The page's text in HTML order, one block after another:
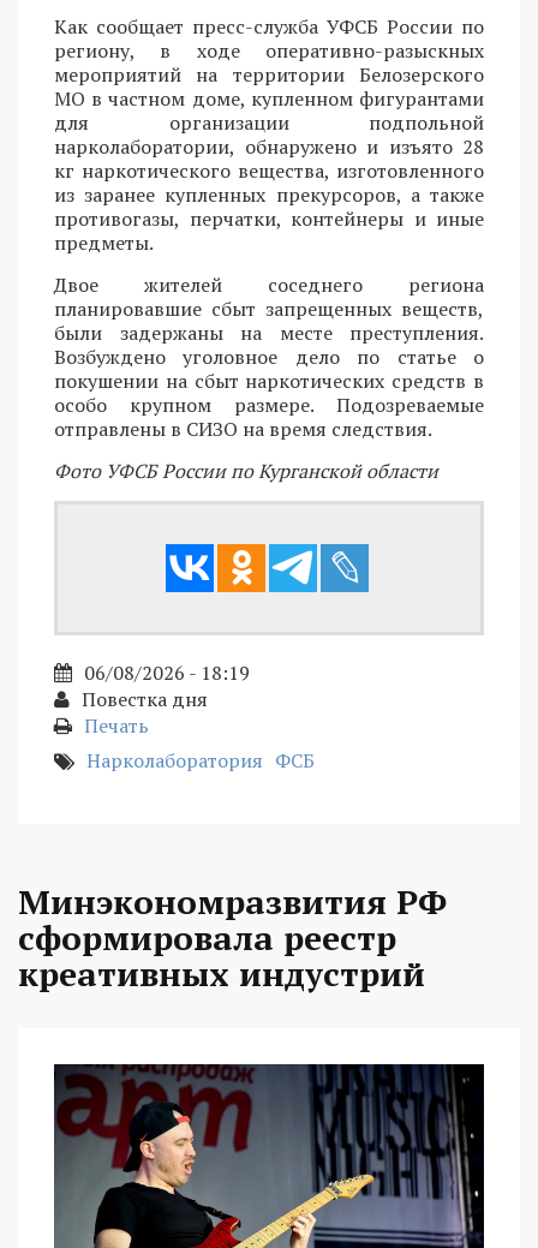
Как сообщает пресс-служба УФСБ России по
региону, в ходе оперативно-разыскных
мероприятий на территории Белозерского
МО в частном доме, купленном фигурантами
для организации подпольной
нарколаборатории, обнаружено и изъято 28
кг наркотического вещества, изготовленного
из заранее купленных прекурсоров, а также
противогазы, перчатки, контейнеры и иные
предметы.
Двое жителей соседнего региона
планировавшие сбыт запрещенных веществ,
были задержаны на месте преступления.
Возбуждено уголовное дело по статье о
покушении на сбыт наркотических средств в
особо крупном размере. Подозреваемые
отправлены в СИЗО на время следствия.
Фото УФСБ России по Курганской области
06/08/2026 - 18:19
Повестка дня
Печать
Нарколаборатория ФСБ
Минэкономразвития РФ
сформировала реестр
креативных индустрий